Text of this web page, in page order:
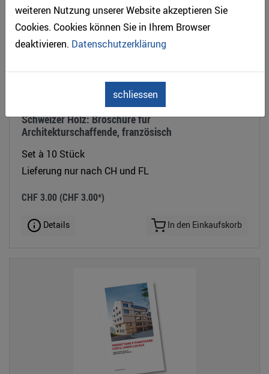
weiteren Nutzung unserer Website akzeptieren Sie
Cookies. Cookies können Sie in Ihrem Browser
deaktivieren. Datenschutzerklärung
schliessen
Schweizer Holz: Broschüre für
Architekturschaffende, französisch
Set à 10 Stück
Lieferung nur nach CH und FL
CHF 3.00 (CHF 3.00*)
Details In den Einkaufskorb